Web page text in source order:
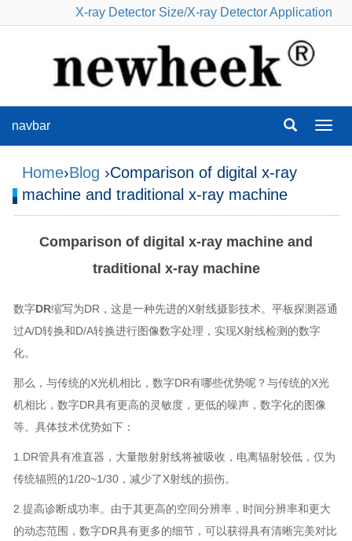
X-ray Detector Size/X-ray Detector Application
navbar
Home›Blog ›Comparison of digital x-ray
machine and traditional x-ray machine
Comparison of digital x-ray machine and
traditional x-ray machine
数字DR缩写为DR，这是一种先进的X射线摄影技术。平板探测器通
过A/D转换和D/A转换进行图像数字处理，实现X射线检测的数字
化。
那么，与传统的X光机相比，数字DR有哪些优势呢？与传统的X光
机相比，数字DR具有更高的灵敏度，更低的噪声，数字化的图像
等。具体技术优势如下：
1.DR管具有准直器，大量散射射线将被吸收，电离辐射较低，仅为
传统辐照的1/20~1/30，减少了X射线的损伤。
2.提高诊断成功率。由于其更高的空间分辨率，时间分辨率和更大
的动态范围，数字DR具有更多的细节，可以获得具有清晰完美对比